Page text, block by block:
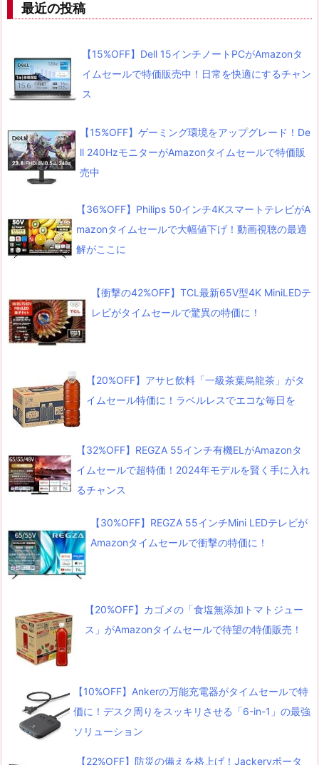
最近の投稿
【15%OFF】Dell 15インチノートPCがAmazonタ
イムセールで特価販売中！日常を快適にするチャン
ス
【15%OFF】ゲーミング環境をアップグレード！De
ll 240HzモニターがAmazonタイムセールで特価販
売中
【36%OFF】Philips 50インチ4KスマートテレビがA
mazonタイムセールで大幅値下げ！動画視聴の最適
解がここに
【衝撃の42%OFF】TCL最新65V型4K MiniLEDテ
レビがタイムセールで驚異の特価に！
【20%OFF】アサヒ飲料「一級茶葉烏龍茶」がタ
イムセール特価に！ラベルレスでエコな毎日を
【32%OFF】REGZA 55インチ有機ELがAmazonタ
イムセールで超特価！2024年モデルを賢く手に入れ
るチャンス
【30%OFF】REGZA 55インチMini LEDテレビが
Amazonタイムセールで衝撃の特価に！
【20%OFF】カゴメの「食塩無添加トマトジュー
ス」がAmazonタイムセールで待望の特価販売！
【10%OFF】Ankerの万能充電器がタイムセールで特
価に！デスク周りをスッキリさせる「6-in-1」の最強
ソリューション
【22%OFF】防災の備えを格上げ！Jackeryポータ